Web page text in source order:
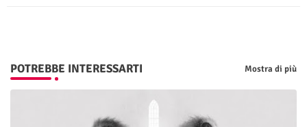
POTREBBE INTERESSARTI Mostra di più